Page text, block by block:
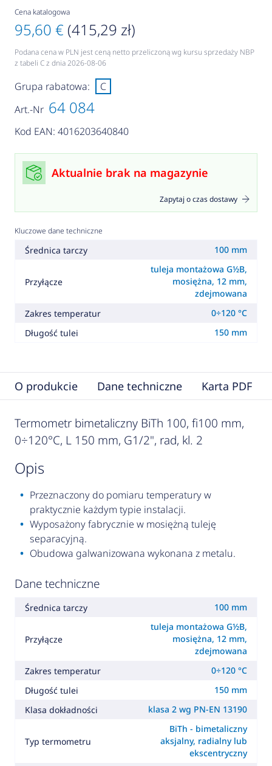
Cena katalogowa
95,60 € (415,29 zł)
Podana cena w PLN jest ceną netto przeliczoną wg kursu sprzedaży NBP
z tabeli C z dnia 2026-08-06
Art.-Nr 64 084
Kod EAN: 4016203640840
Grupa rabatowa: C
Aktualnie brak na magazynie
Zapytaj o czas dostawy
Kluczowe dane techniczne
Średnica tarczy 100 mm
Przyłącze
tuleja montażowa G½B,
mosiężna, 12 mm,
zdejmowana
Zakres temperatur
0÷120 °C
Długość tulei
150 mm
O produkcie Dane techniczne Karta PDF
Termometr bimetaliczny BiTh 100, fi100 mm,
0÷120°C, L 150 mm, G1/2", rad, kl. 2
opis
Przeznaczony do pomiaru temperatury w
praktycznie każdym typie instalacji.
Wyposażony fabrycznie w mosiężną tuleję
separacyjną.
Obudowa galwanizowana wykonana z metalu.
Dane techniczne
Średnica tarczy 100 mm
Przyłącze
tuleja montażowa G½B,
mosiężna, 12 mm,
zdejmowana
Zakres temperatur
0÷120 °C
Długość tulei
150 mm
Klasa dokładności
klasa 2 wg PN-EN 13190
Typ termometru
BiTh - bimetaliczny
aksjalny, radialny lub
ekscentryczny